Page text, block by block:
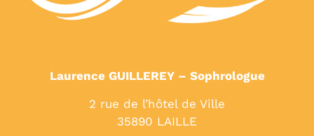
Laurence GUILLEREY – Sophrologue
2 rue de l’hôtel de Ville
35890 LAILLE